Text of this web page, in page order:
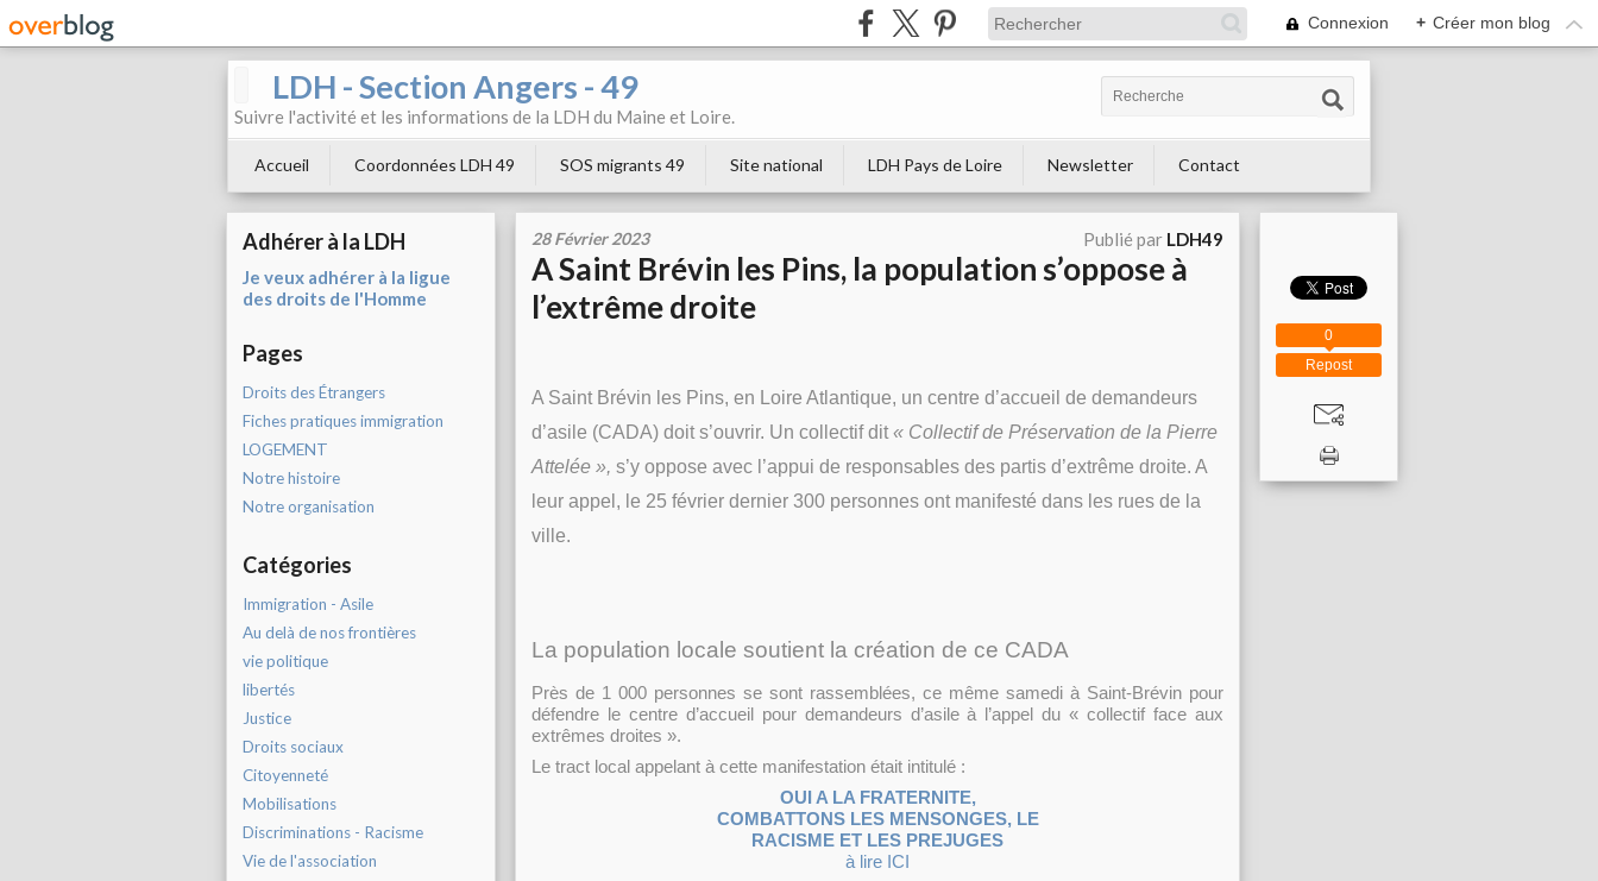
Connexion + Créer mon blog
LDH - Section Angers - 49
Suivre l'activité et les informations de la LDH du Maine et Loire.
Accueil Coordonnées LDH 49 SOS migrants 49 Site national LDH Pays de Loire Newsletter Contact
Adhérer à la LDH
Je veux adhérer à la ligue
des droits de l'Homme
Pages
Droits des Étrangers
Fiches pratiques immigration
LOGEMENT
Notre histoire
Notre organisation
Catégories
Immigration - Asile
Au delà de nos frontières
vie politique
libertés
Justice
Droits sociaux
Citoyenneté
Mobilisations
Discriminations - Racisme
Vie de l'association
28 Février 2023 Publié par LDH49
A Saint Brévin les Pins, la population s’oppose à
l’extrême droite
A Saint Brévin les Pins, en Loire Atlantique, un centre d’accueil de demandeurs
d’asile (CADA) doit s’ouvrir. Un collectif dit « Collectif de Préservation de la Pierre
Attelée », s’y oppose avec l’appui de responsables des partis d’extrême droite. A
leur appel, le 25 février dernier 300 personnes ont manifesté dans les rues de la
ville.
La population locale soutient la création de ce CADA
Près de 1 000 personnes se sont rassemblées, ce même samedi à Saint-Brévin pour
défendre le centre d’accueil pour demandeurs d’asile à l’appel du « collectif face aux
extrêmes droites ».
Le tract local appelant à cette manifestation était intitulé :
OUI A LA FRATERNITE,
COMBATTONS LES MENSONGES, LE
RACISME ET LES PREJUGES
à lire ICI
Repost
0